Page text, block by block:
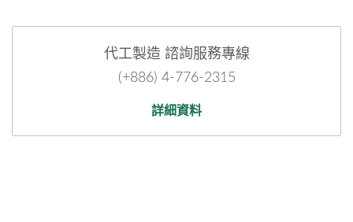
代工製造 諮詢服務專線
(+886) 4-776-2315
詳細資料